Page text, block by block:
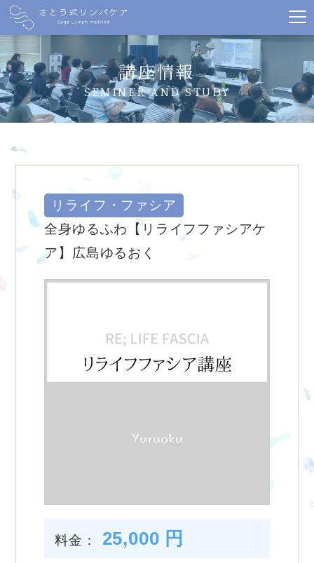
講座情報
SEMINER AND STUDY
リライフ・ファシア
全身ゆるふわ【リライフファシアケ
ア】広島ゆるおく
料金： 25,000 円